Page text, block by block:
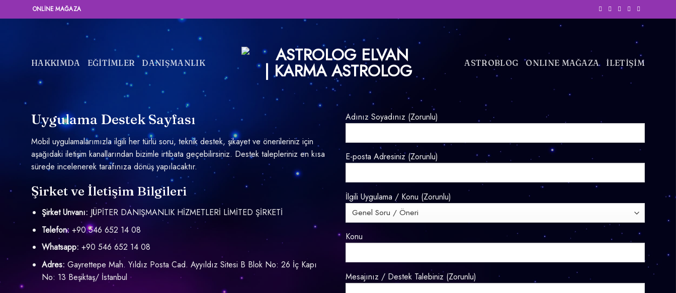
atla
ONLINE MAĞAZA
HAKKIMDA EĞİTİMLER DANIŞMANLIK ASTROBLOG ONLINE MAĞAZA İLETİŞİM
Uygulama Destek Sayfası
Mobil uygulamalarımızla ilgili her türlü soru, teknik destek, şikayet ve önerileriniz için
aşağıdaki iletişim kanallarından bizimle irtibata geçebilirsiniz. Destek talepleriniz en kısa
sürede incelenerek tarafınıza dönüş yapılacaktır.
Şirket ve İletişim Bilgileri
Şirket Unvanı: JÜPİTER DANIŞMANLIK HİZMETLERİ LİMİTED ŞİRKETİ
Telefon: +90 546 652 14 08
Whatsapp: +90 546 652 14 08
Adres: Gayrettepe Mah. Yıldız Posta Cad. Ayyıldız Sitesi B Blok No: 26 İç Kapı
No: 13 Beşiktaş/ İstanbul
Adınız Soyadınız (Zorunlu)
E-posta Adresiniz (Zorunlu)
İlgili Uygulama / Konu (Zorunlu)
Konu
Mesajınız / Destek Talebiniz (Zorunlu)